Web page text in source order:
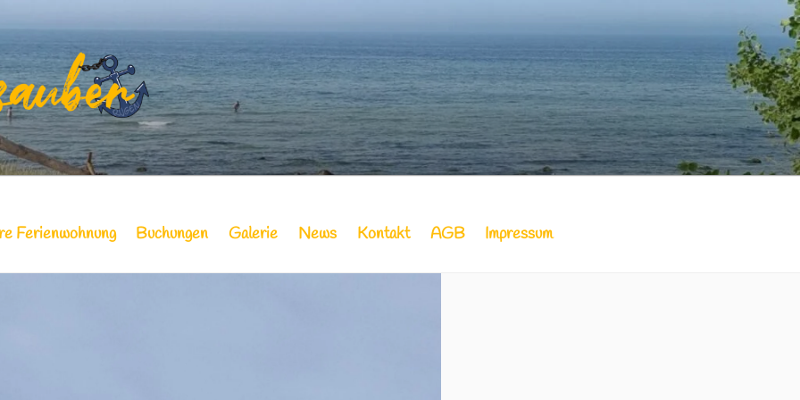
| IHRE FERIENWOHNUNG
Ferienwohnung Buchungen Galerie News Kontakt AGB Impressum